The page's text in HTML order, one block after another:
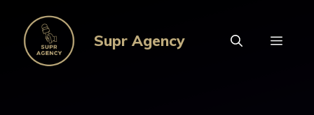
contenu
Supr Agency